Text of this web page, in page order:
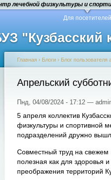
лечебной физкультуры и
Для посетителей
Главная › Блоги › Блог пользователя
Апрельский
Пнд, 04/08/2024 - 17:12 —
5 апреля коллектив
физкультуры и спортивной
подразделений дружно
Совместный труд на свежем
полезная как для здоровья
преображения территорий